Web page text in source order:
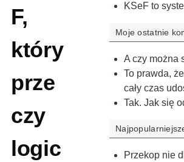
F,
który
prze
czy
logic
KSeF to
Moje ostatnie
A czy można
To prawda,
cały czas
Tak. Jak się
Przekop nie